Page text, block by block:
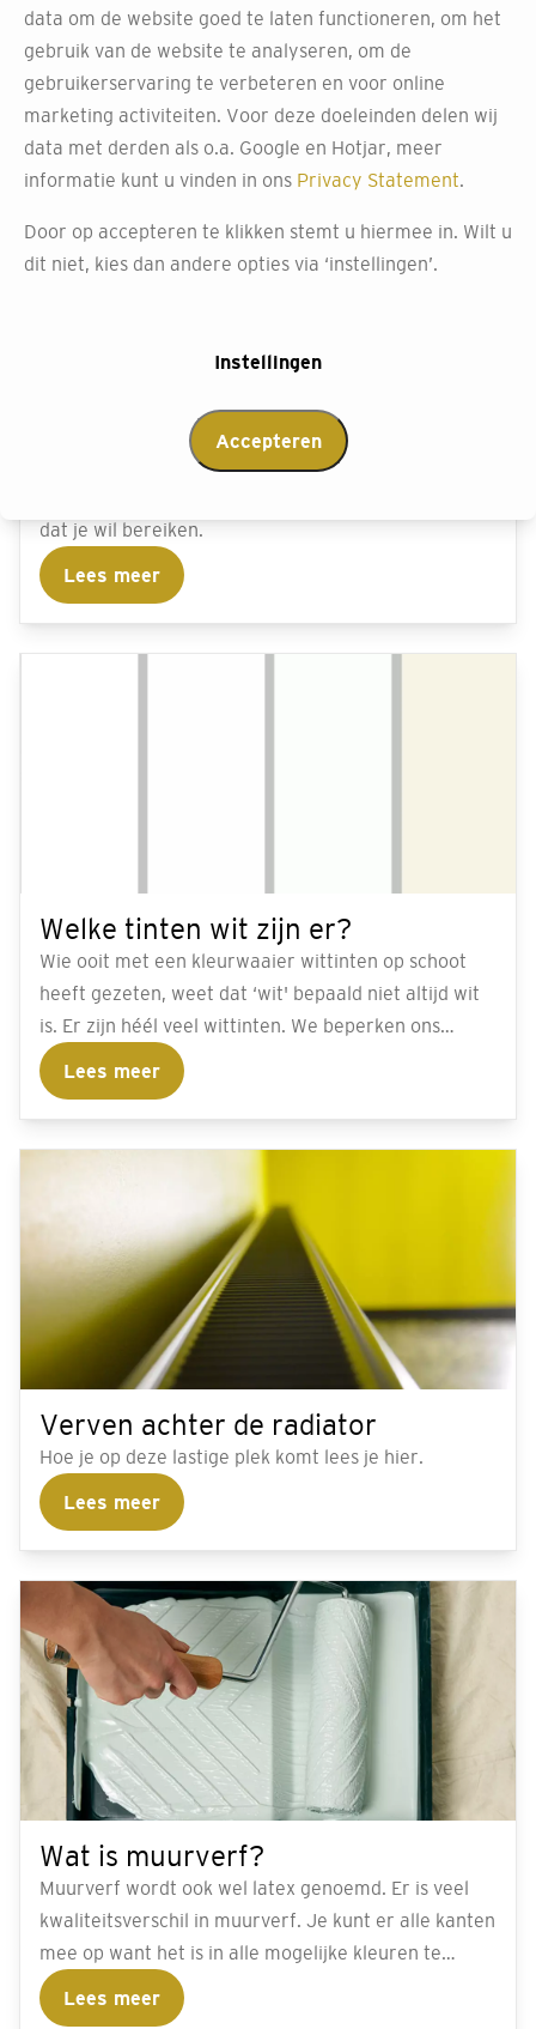
Relevante artikelen
Een muur sponzen, hoe doe je dat?
Er is veel mogelijk met een spons. Welke methode jij
dat je wil bereiken.
Lees meer
Welke tinten wit zijn er?
Wie ooit met een kleurwaaier wittinten op schoot
heeft gezeten, weet dat ‘wit' bepaald niet altijd wit
is. Er zijn héél veel wittinten. We beperken ons
daarom hier tot vier hoofdtinten die allemaal als wit
classificeren in de RAL kleurcodering.
Lees meer
Verven achter de radiator
Hoe je op deze lastige plek komt lees je hier.
Lees meer
Wat is muurverf?
Muurverf wordt ook wel latex genoemd. Er is veel
kwaliteitsverschil in muurverf. Je kunt er alle kanten
mee op want het is in alle mogelijke kleuren te
mengen en voor iedere toepassing is een specifieke
geschikte variant muurverf te vinden.
Lees meer
data om de website goed te laten functioneren, om het
gebruik van de website te analyseren, om de
gebruikerservaring te verbeteren en voor online
marketing activiteiten. Voor deze doeleinden delen wij
data met derden als o.a. Google en Hotjar, meer
informatie kunt u vinden in ons Privacy Statement
Door op accepteren te klikken stemt u hiermee in. Wilt u
dit niet, kies dan andere opties via ‘instellingen’.
Instellingen
Accepteren